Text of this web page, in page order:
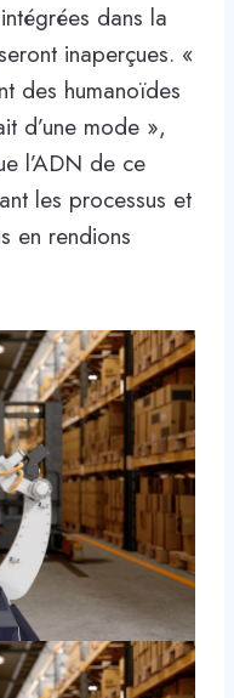
dans la
inaperçues. «
des humanoïdes
d’une mode »,
l’ADN de ce
les processus et
en rendions